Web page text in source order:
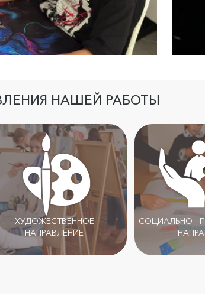
НАШЕЙ РАБОТЫ
ХУДОЖЕСТВЕННОЕ
НАПРАВЛЕНИЕ
СОЦИАЛЬНО -